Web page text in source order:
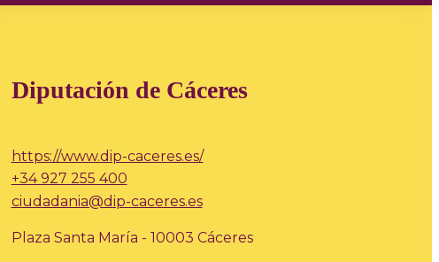
Diputación de Cáceres
https://www.dip-caceres.es/
+34 927 255 400
ciudadania@dip-caceres.es
Plaza Santa María - 10003 Cáceres